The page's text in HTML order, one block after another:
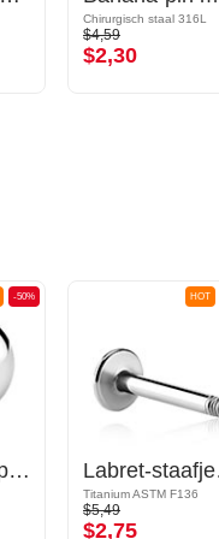
Chirurgisch staal 316L
$4,59
$2,30
-50%
Balletje voor pinnen van met interne schroefdraad (chirurgisch staal, zilver, glanzende afwerking)
HOT
Titanium ASTM F136
$5,49
$2,75